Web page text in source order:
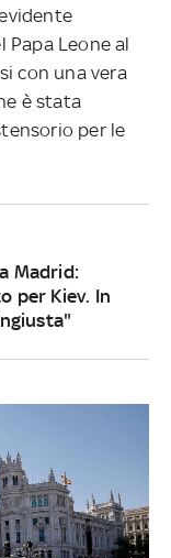
Papa Leone al
con una vera
è stata
per le
Madrid:
per Kiev. In